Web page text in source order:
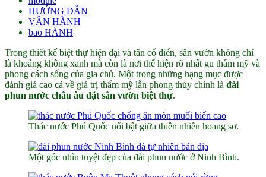
HƯỚNG DẪN
VẬN HÀNH
bảo HÀNH
Trong thiết kế biệt thự hiện đại và tân cổ điển, sân vườn không chỉ
là khoảng không xanh mà còn là nơi thể hiện rõ nhất gu thẩm mỹ và
phong cách sống của gia chủ. Một trong những hạng mục được
đánh giá cao cả về giá trị thẩm mỹ lẫn phong thủy chính là đài
phun nước châu âu đặt sân vườn biệt thự.
Thác nước Phú Quốc nổi bật giữa thiên nhiên hoang sơ.
Một góc nhìn tuyệt đẹp của đài phun nước ở Ninh Bình.